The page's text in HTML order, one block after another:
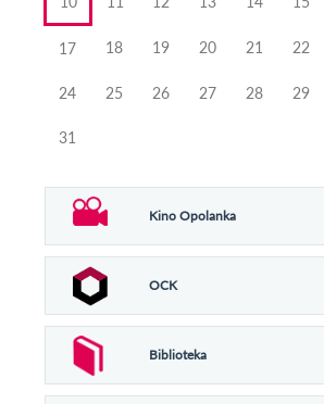
17 18 19 20 21 22
24 25 26 27 28 29
31
Kino Opolanka
OCK
Biblioteka